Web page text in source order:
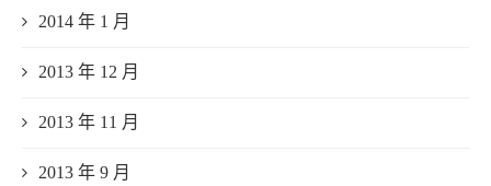
2014 年 1 月
2013 年 12 月
2013 年 11 月
2013 年 9 月